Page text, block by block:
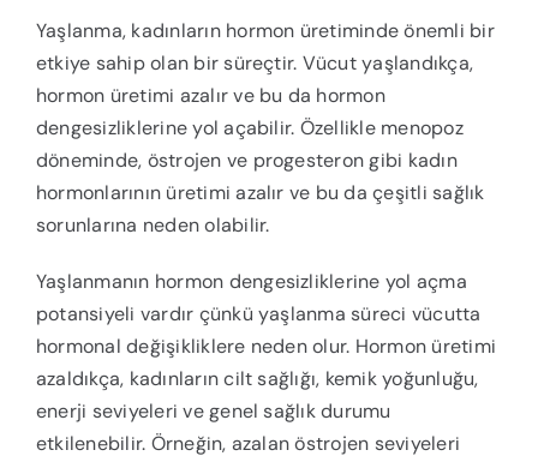
Yaşlanma, kadınların hormon üretiminde önemli bir
etkiye sahip olan bir süreçtir. Vücut yaşlandıkça,
hormon üretimi azalır ve bu da hormon
dengesizliklerine yol açabilir. Özellikle menopoz
döneminde, östrojen ve progesteron gibi kadın
hormonlarının üretimi azalır ve bu da çeşitli sağlık
sorunlarına neden olabilir.
Yaşlanmanın hormon dengesizliklerine yol açma
potansiyeli vardır çünkü yaşlanma süreci vücutta
hormonal değişikliklere neden olur. Hormon üretimi
azaldıkça, kadınların cilt sağlığı, kemik yoğunluğu,
enerji seviyeleri ve genel sağlık durumu
etkilenebilir. Örneğin, azalan östrojen seviyeleri